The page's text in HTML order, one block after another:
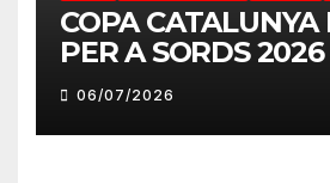
COPA CATALUNYA
PER A SORDS 2026
06/07/2026